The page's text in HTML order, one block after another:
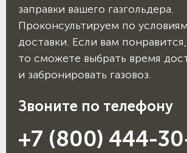
заправки вашего газгольдера.
Проконсультируем по условиям
доставки. Если вам понравится,
то сможете выбрать время
и забронировать газовоз.
Звоните по телефону
+7 (800) 444-